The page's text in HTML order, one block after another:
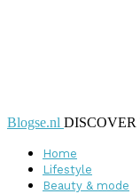
Blogse.nl
Home
Lifestyle
Beauty & mode